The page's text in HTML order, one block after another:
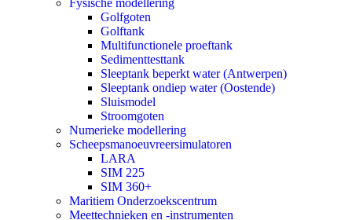
Fysische modellering
Golfgoten
Golftank
Multifunctionele proeftank
Sedimenttesttank
Sleeptank beperkt water (Antwerpen)
Sleeptank ondiep water (Oostende)
Sluismodel
Stroomgoten
Numerieke modellering
Scheepsmanoeuvreersimulatoren
LARA
SIM 225
SIM 360+
Maritiem Onderzoekscentrum
Meettechnieken en -instrumenten